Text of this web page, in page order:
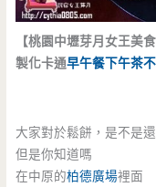
【桃園中壢芽月女王美
製化卡通早午餐下午茶
大家對於鬆餅，是不是
但是你知道嗎
在中原的柏德廣場裡面